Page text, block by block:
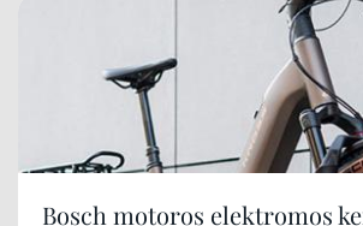
Bosch motoros elektromos